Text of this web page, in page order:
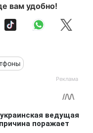
вам удобно!